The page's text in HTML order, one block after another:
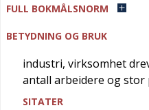
FULL BOKMÅLSNORM
BETYDNING OG BRUK
industri, virksomhet
antall arbeidere og stor
SITATER